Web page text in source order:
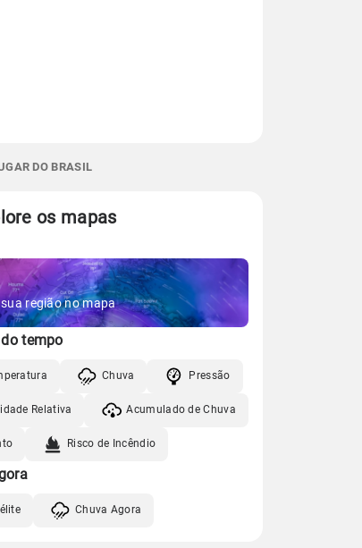
DO BRASIL
os mapas
região no mapa
tempo
Chuva Pressão
Relativa Acumulado de Chuva
Risco de Incêndio
Chuva Agora